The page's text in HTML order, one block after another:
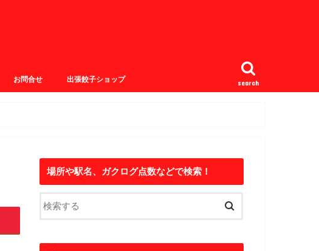
search
お問合せ 出張餃子ショップ
場所や駅名、ガクログ点数などで検索！